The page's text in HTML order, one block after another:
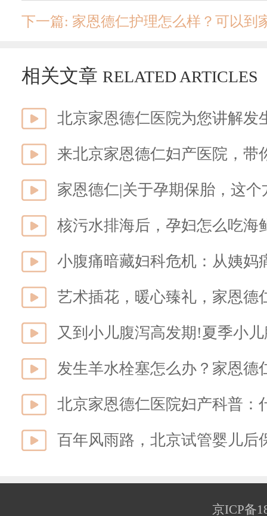
下一篇: 家恩德仁护理怎么样？可以到
相关文章 RELATED ARTICLES
北京家恩德仁医院为您讲解发
来北京家恩德仁妇产医院，带
家恩德仁|关于孕期保胎，这
核污水排海后，孕妇怎么吃海
艺术插花，暖心臻礼，家恩德
又到小儿腹泻高发期!夏季小
发生羊水栓塞怎么办？家恩德
北京家恩德仁医院妇产科普：
京ICP备